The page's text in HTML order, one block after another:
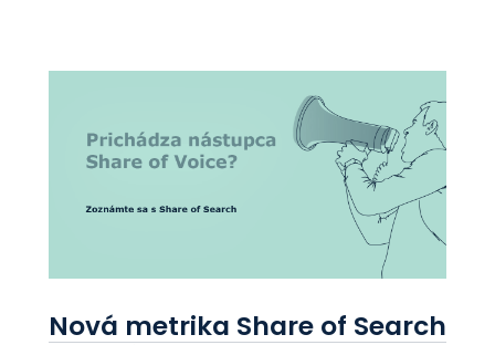
Nová metrika Share of Search